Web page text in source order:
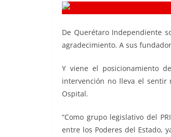
De Querétaro Independiente
agradecimiento. A sus
Y viene el posicionamiento
intervención no lleva el
Ospital.
“Como grupo legislativo del
entre los Poderes del Estado,